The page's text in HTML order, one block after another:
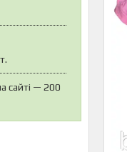
сайті — 200